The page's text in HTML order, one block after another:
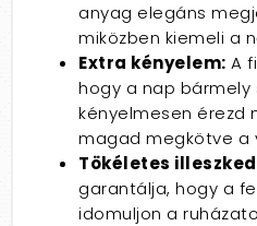
anyag elegáns
miközben kiemeli a
Extra kényelem: A
hogy a nap bármely
kényelmesen érezd
magad megkötve a
Tökéletes
garantálja, hogy a
idomuljon a